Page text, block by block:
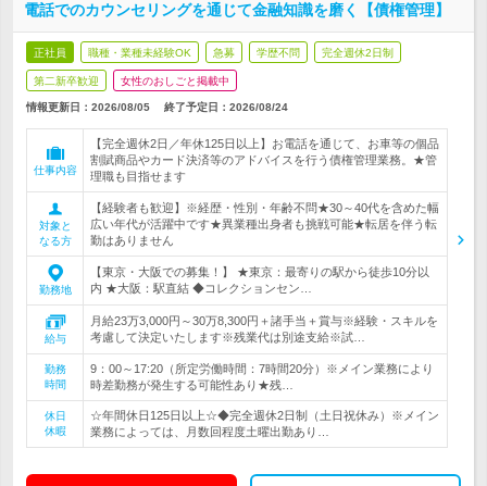
電話でのカウンセリングを通じて金融知識を磨く【債権管理】
正社員 職種・業種未経験OK 急募 学歴不問 完全週休2日制
第二新卒歓迎 女性のおしごと掲載中
情報更新日：2026/08/05 終了予定日： 2026/08/24
仕事内容
【完全週休2日／年休125日以上】お電話を通じて、お車等の個品
割賦商品やカード決済等のアドバイスを行う債権管理業務。★管
理職も目指せます
対象と
なる方
【経験者も歓迎】※経歴・性別・年齢不問★30～40代を含めた幅
広い年代が活躍中です★異業種出身者も挑戦可能★転居を伴う転
勤はありません
勤務地
【東京・大阪での募集！】 ★東京：最寄りの駅から徒歩10分以
内 ★大阪：駅直結 ◆コレクションセン…
給与
月給23万3,000円～30万8,300円＋諸手当＋賞与※経験・スキルを
考慮して決定いたします※残業代は別途支給※試…
勤務
時間
9：00～17:20（所定労働時間：7時間20分）※メイン業務により
時差勤務が発生する可能性あり★残…
休日
休暇
☆年間休日125日以上☆◆完全週休2日制（土日祝休み）※メイン
業務によっては、月数回程度土曜出勤あり…